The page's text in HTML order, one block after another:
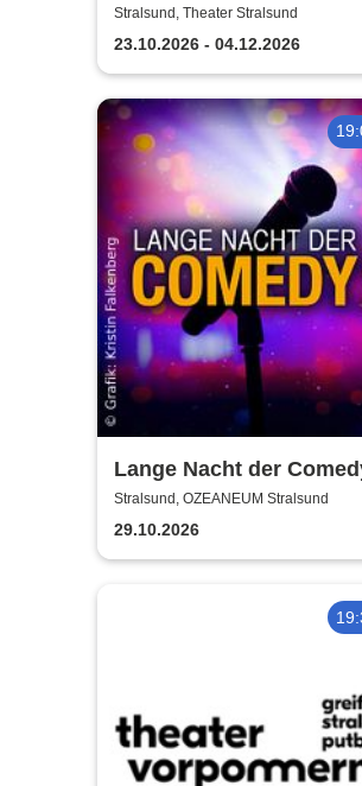
Vorpommern
Stralsund, Theater Stralsund
23.10.2026 - 04.12.2026
Lange Nacht der
Die Stadt lacht
Stralsund, OZEANEUM Stralsund
29.10.2026